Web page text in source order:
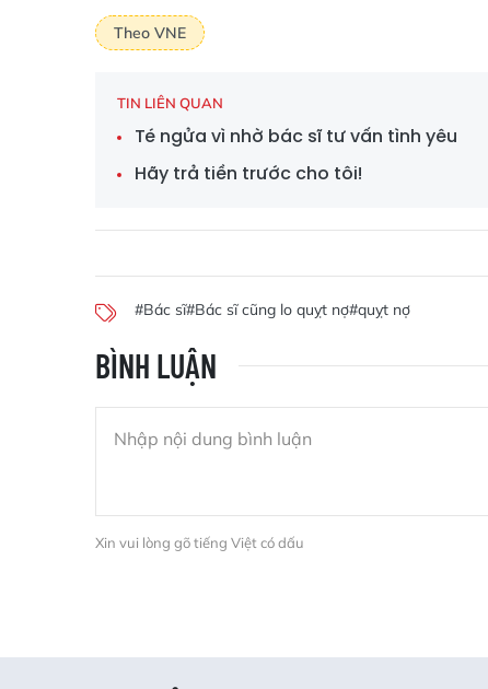
Theo VNE
TIN LIÊN QUAN
Té ngửa vì nhờ bác sĩ tư vấn tình yêu
Hãy trả tiền trước cho tôi!
#Bác sĩ#Bác sĩ cũng lo quỵt nợ#quỵt nợ
BÌNH LUẬN
Xin vui lòng gõ tiếng Việt có dấu